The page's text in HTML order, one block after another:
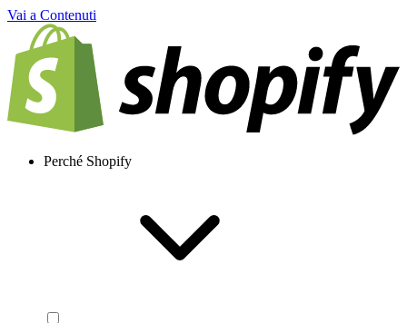
Vai a Contenuti
Perché Shopify